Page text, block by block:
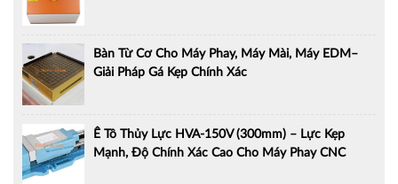
Bàn Từ Cơ Cho Máy Phay, Máy Mài, Máy EDM–
Giải Pháp Gá Kẹp Chính Xác
Ê Tô Thủy Lực HVA-150V (300mm) – Lực Kẹp
Mạnh, Độ Chính Xác Cao Cho Máy Phay CNC